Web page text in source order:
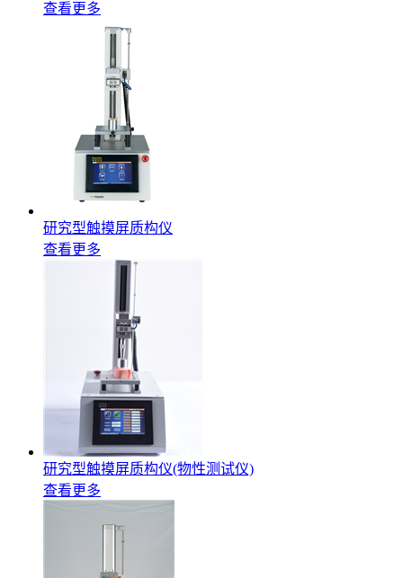
查看更多
研究型触摸屏质构仪
查看更多
研究型触摸屏质构仪(物性测试仪)
查看更多